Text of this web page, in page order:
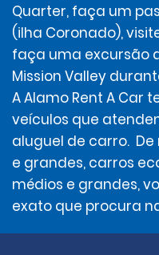
Quarter, faça um
(ilha Coronado),
faça uma excursão
Mission Valley
A Alamo Rent A Car
veículos que
aluguel de carro. De
e grandes, carros
médios e grandes,
exato que procura